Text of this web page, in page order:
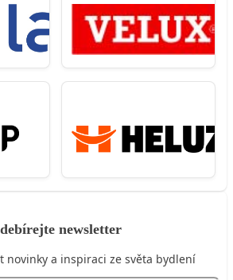
newsletter
novinky a inspiraci ze světa bydlení